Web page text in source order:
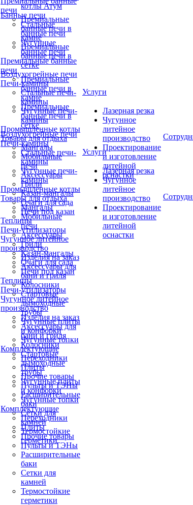
печи
Премиальные
банные печи в
камне
Премиальные
банные печи в
сетке
Воздухогрейные печи
Печи-камины
Стальные печи-
камины
Чугунные печи-
камины
Промышленные котлы
Товары для отдыха
Мангалы
Мобильные
печи
Аксессуары
Грили
Казан-мангалы
Очаги для сада
Печи под казан
Теплицы
Печи-утилизаторы
Чугунное литейное
производство
Изделия на заказ
Аксессуары для
бани и гриля
Колосники
Стартовые
дымоходные
трубы
Чугунные плиты
и конфорки
Чугунные топки
Комплектующие
Переходники
Плиты
Прочие товары
Пульты и ТЭНы
Расширительные
баки
Сетки для
камней
Термостойкие
герметики
Услуги
Лазерная резка
Чугунное
литейное
производство
Проектирование
и изготовление
литейной
оснастки
котлы Атум
Банные печи
Стальные
банные печи
Чугунные
банные печи
Премиальные банные
печи
Премиальные
банные печи в
камне
Премиальные
банные печи в
сетке
Воздухогрейные печи
Печи-камины
Стальные печи-
камины
Чугунные печи-
камины
Промышленные котлы
Товары для отдыха
Мангалы
Мобильные
печи
Аксессуары
Грили
Казан-мангалы
Очаги для сада
Печи под казан
Теплицы
Печи-утилизаторы
Чугунное литейное
производство
Изделия на заказ
Аксессуары для
бани и гриля
Колосники
Стартовые
дымоходные
трубы
Чугунные плиты
и конфорки
Чугунные топки
Комплектующие
Переходники
Плиты
Прочие товары
Пульты и ТЭНы
Расширительные
баки
Сетки для
камней
Термостойкие
герметики
Услуги
Лазерная резка
Чугунное
литейное
производство
Проектирование
и изготовление
литейной
оснастки